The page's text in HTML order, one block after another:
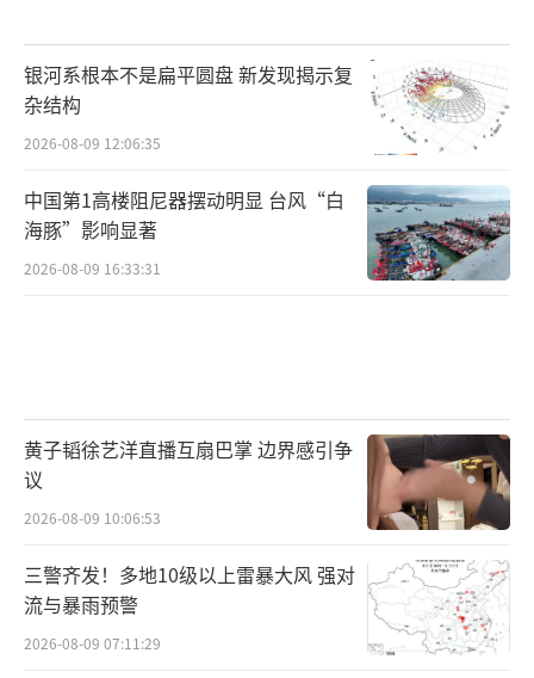
银河系根本不是扁平圆盘 新发现揭示复
杂结构
2026-08-09 12:06:35
中国第1高楼阻尼器摆动明显 台风“白
海豚”影响显著
2026-08-09 16:33:31
黄子韬徐艺洋直播互扇巴掌 边界感引争
议
2026-08-09 10:06:53
三警齐发！多地10级以上雷暴大风 强对
流与暴雨预警
2026-08-09 07:11:29